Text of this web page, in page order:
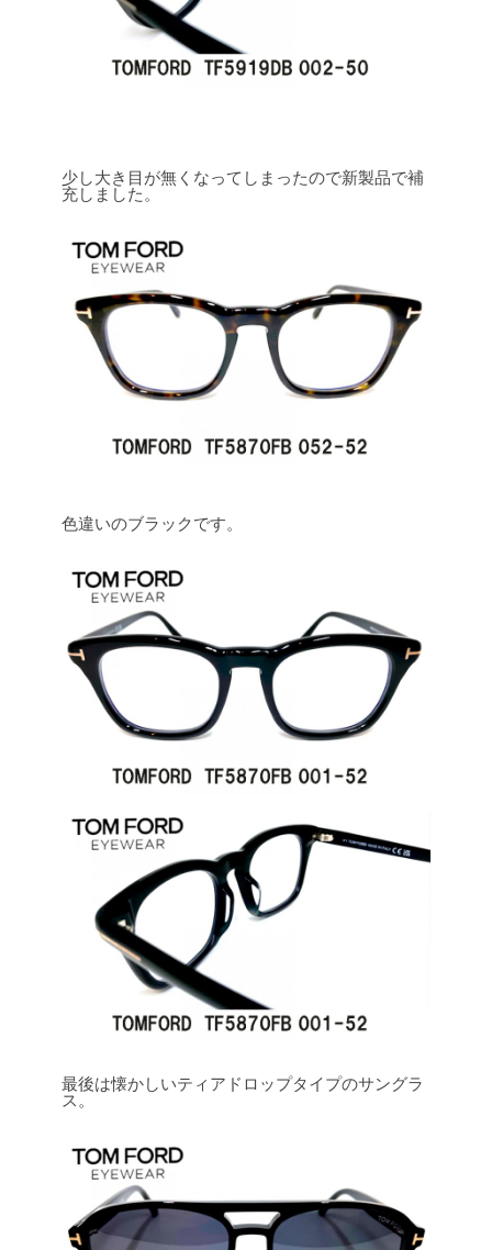
少し大き目が無くなってしまったので新製品で補
充しました。
色違いのブラックです。
最後は懐かしいティアドロップタイプのサングラ
ス。